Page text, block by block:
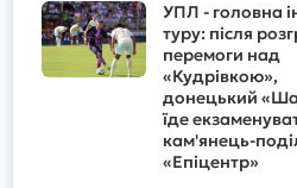
УПЛ - головна
туру: після
перемоги над
«Кудрівкою»,
донецький
їде
кам'янець-
«Епіцентр»